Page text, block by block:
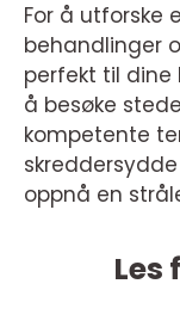
For å utforske
behandlinger
perfekt til
å besøke
kompetente
oppnå en
Les